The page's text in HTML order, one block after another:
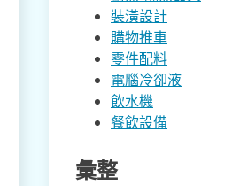
裝潢設計
購物推車
零件配料
電腦冷卻液
飲水機
餐飲設備
彙整